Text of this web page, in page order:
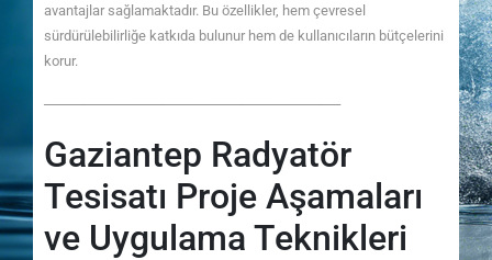
avantajlar sağlamaktadır. Bu özellikler, hem çevresel
sürdürülebilirliğe katkıda bulunur hem de kullanıcıların bütçelerini
korur.
──────────────────────────────
Gaziantep Radyatör
Tesisatı Proje Aşamaları
ve Uygulama Teknikleri